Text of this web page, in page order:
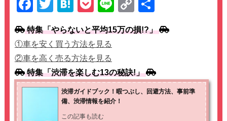
F
c
e
b
o
T
tt
er
H
e
n
a
P
ck
et
Li
e
C
p
Li
n
特集「やらないと平均15万の損!?」
①車を安く買う方法を見る
②車を高く売る方法を見る
特集「渋滞を楽しむ13の秘訣!」
渋滞ガイドブック！暇つぶし、回避方法、事前準
備、渋滞情報を紹介！
この記事も読む